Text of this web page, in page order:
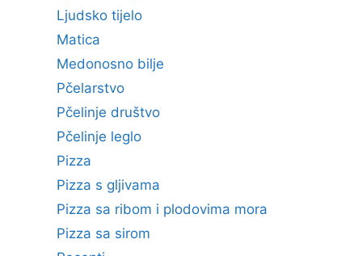
Ljudsko tijelo
Matica
Medonosno bilje
Pčelarstvo
Pčelinje društvo
Pčelinje leglo
Pizza
Pizza s gljivama
Pizza sa ribom i plodovima mora
Pizza sa sirom